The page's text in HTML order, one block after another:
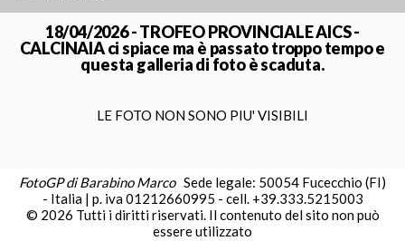
18/04/2026 - TROFEO PROVINCIALE AICS -
CALCINAIA ci spiace ma è passato troppo tempo e
questa galleria di foto è scaduta.
LE FOTO NON SONO PIU' VISIBILI
FotoGP di Barabino Marco Sede legale: 50054 Fucecchio (FI)
- Italia | p. iva 01212660995 - cell. +39.333.5215003
© 2026 Tutti i diritti riservati. Il contenuto del sito non può
essere utilizzato